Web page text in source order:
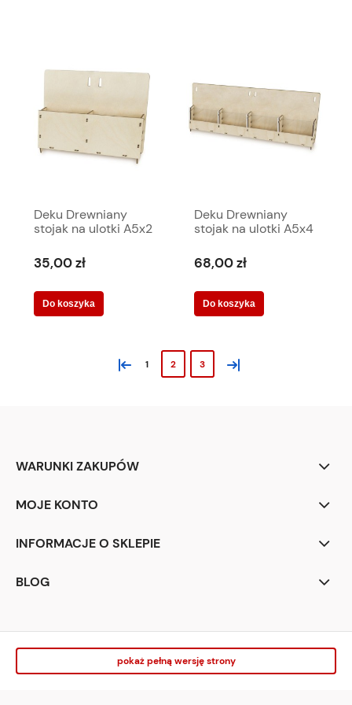
Deku Drewniany
stojak na ulotki A5x2
570191
35,00 zł
Do koszyka
Deku Drewniany
stojak na ulotki A5x4
cm
68,00 zł
Do koszyka
« 1 2 3 »
WARUNKI ZAKUPÓW
MOJE KONTO
INFORMACJE O SKLEPIE
BLOG
pokaż pełną wersję strony